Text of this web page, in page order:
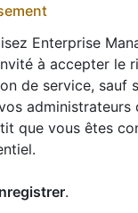
Enterprise
à accepter le
de service, sauf
administrateurs
que vous êtes
.